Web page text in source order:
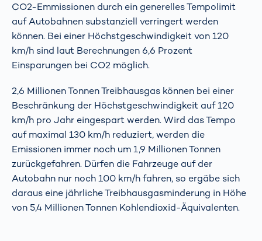
CO2-Emmissionen durch ein generelles Tempolimit
auf Autobahnen substanziell verringert werden
können. Bei einer Höchstgeschwindigkeit von 120
km/h sind laut Berechnungen 6,6 Prozent
Einsparungen bei CO2 möglich.
2,6 Millionen Tonnen Treibhausgas können bei einer
Beschränkung der Höchstgeschwindigkeit auf 120
km/h pro Jahr eingespart werden. Wird das Tempo
auf maximal 130 km/h reduziert, werden die
Emissionen immer noch um 1,9 Millionen Tonnen
zurückgefahren. Dürfen die Fahrzeuge auf der
Autobahn nur noch 100 km/h fahren, so ergäbe sich
daraus eine jährliche Treibhausgasminderung in Höhe
von 5,4 Millionen Tonnen Kohlendioxid-Äquivalenten.